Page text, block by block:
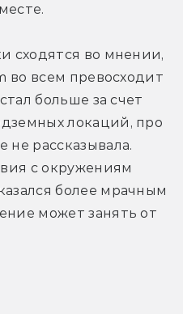
сходятся во мнении,
во всем превосходит
больше за счет
локаций, про
не рассказывала.
с окружениям
более мрачным
может занять от